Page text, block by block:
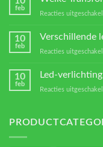
feb
Reacties
10
feb
Verschillende
Reacties
10
feb
Led-
Reacties